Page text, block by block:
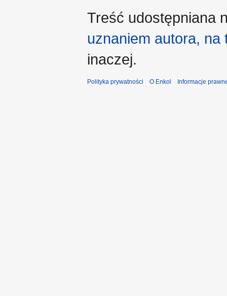
Treść udostępniana
uznaniem autora,
inaczej.
Polityka prywatności O Enkol Informacje